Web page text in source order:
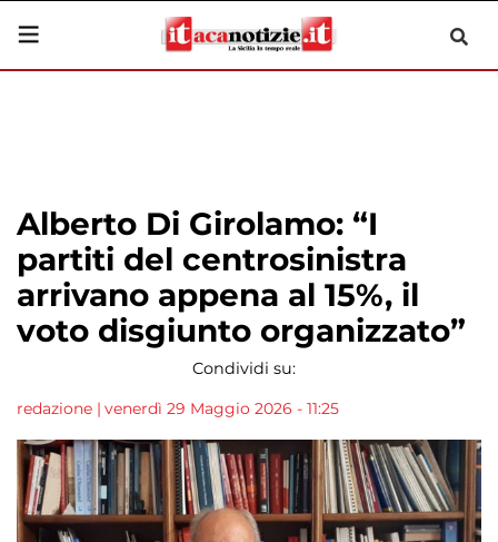
Alberto Di Girolamo: “I
partiti del centrosinistra
arrivano appena al 15%, il
voto disgiunto organizzato”
Condividi su:
redazione | venerdì 29 Maggio 2026 - 11:25